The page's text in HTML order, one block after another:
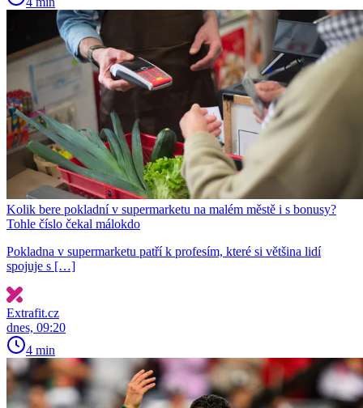
Kolik bere pokladní v supermarketu na malém městě i s bonusy?
Tohle číslo čekal málokdo
Pokladna v supermarketu patří k profesím, které si většina lidí
spojuje s […]
Extrafit.cz
dnes, 09:20
4 min